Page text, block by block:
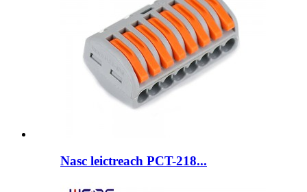
Nasc leictreach PCT-218...